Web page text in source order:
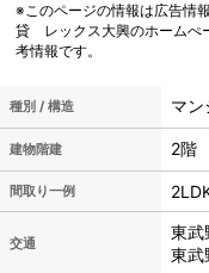
※このページの情報は広告情
貸 レックス大興のホームぺ
考情報です。
種別 / 構造 マ
建物階建 2階
間取り一例
交通
東武
東武